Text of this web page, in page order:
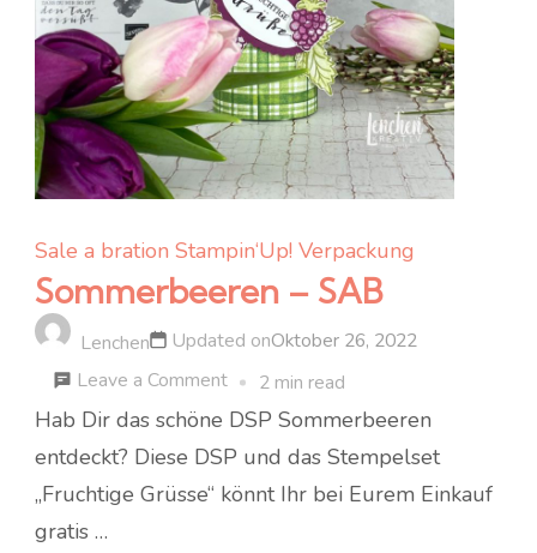
Sale a bration Stampin‘Up! Verpackung
Sommerbeeren – SAB
Lenchen Updated onOktober 26, 2022
Leave a Commenton
Sommerbeeren
–
SAB
2 min read
Hab Dir das schöne DSP Sommerbeeren
entdeckt? Diese DSP und das Stempelset
„Fruchtige Grüsse“ könnt Ihr bei Eurem Einkauf
gratis …